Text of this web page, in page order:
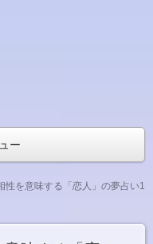
ー
性を意味する「恋人」の夢占い1